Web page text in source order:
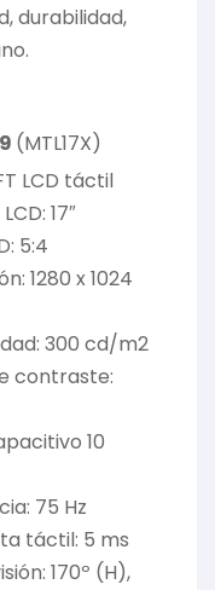
durabilidad,
(MTL17X)
LCD táctil
17″
5:4
1280 x 1024
300 cd/m2
contraste:
10
75 Hz
táctil: 5 ms
170º (H),